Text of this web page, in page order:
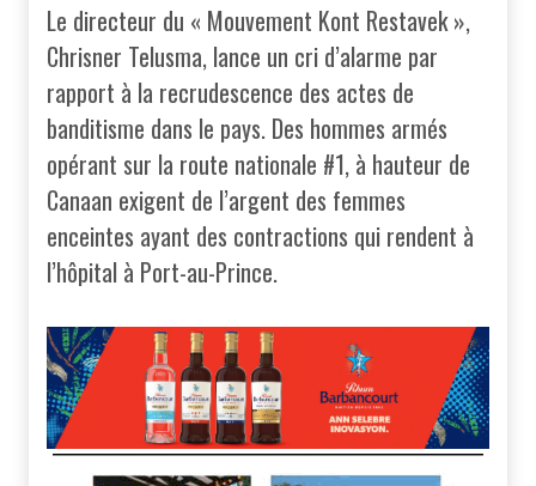
Le directeur du « Mouvement Kont Restavek »,
Chrisner Telusma, lance un cri d’alarme par
rapport à la recrudescence des actes de
banditisme dans le pays. Des hommes armés
opérant sur la route nationale #1, à hauteur de
Canaan exigent de l’argent des femmes
enceintes ayant des contractions qui rendent à
l’hôpital à Port-au-Prince.